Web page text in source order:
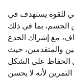
للقوة يستهدف في
الجسم، بما في ذلك
مع إشراك الجذع
والمتقدمين، حيث
الحفاظ على الشكل
لأنه لا يحسن